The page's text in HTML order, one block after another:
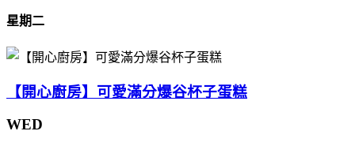
星期二
【開心廚房】可愛滿分爆谷杯子蛋糕
WED